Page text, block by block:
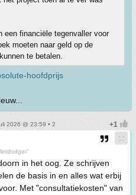
een financiële tegenvaller voor
moeten naar geld op de
te betalen.
hoofdprijs
2026 @ 23:59 • 2
in het oog. Ze schrijven
de basis in en alles wat erbij
Met "consultatiekosten" van